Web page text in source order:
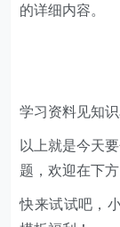
的详细内容。
学习资料见知识
以上就是今天
题，欢迎在下方
快来试试吧，